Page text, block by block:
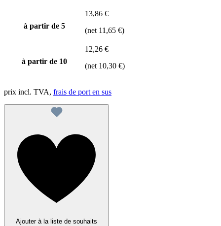
à partir de 5
13,86 €
(net 11,65 €)
à partir de 10
12,26 €
(net 10,30 €)
prix incl. TVA, frais de port en sus
Ajouter à la liste de souhaits